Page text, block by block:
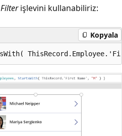
Filterişlevini kullanabiliriz:
Kopyala